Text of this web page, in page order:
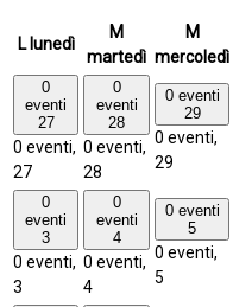
L lunedì
M
martedì
M
mercoledì
0
eventi
27
0 eventi,
27
0
eventi
28
0 eventi,
28
0 eventi
29
0 eventi,
29
0
eventi
3
0 eventi,
3
0
eventi
4
0 eventi,
4
0 eventi
5
0 eventi,
5